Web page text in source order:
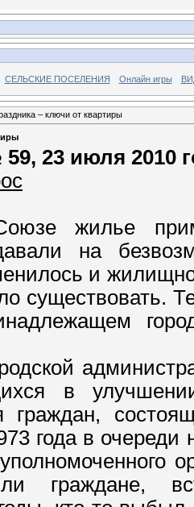
СЕЛЬСКИЕ ПОСЕЛЕНИЯ Онлайн игры
– ключи от квартиры
23 июля 2010
жилье
на
и
существовать.
в
граждан,
года в очереди
граждане,